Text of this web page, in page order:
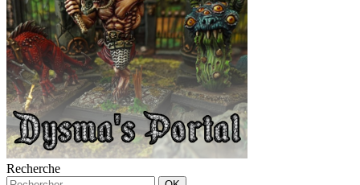
Recherche